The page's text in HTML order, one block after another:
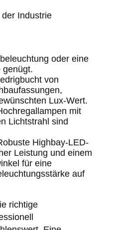
Industrie
oder eine
genügt.
von
Lux-Wert.
mit
Lichtstrahl sind
Highbay-LED-
Leistung und einem
für eine
auf
richtige